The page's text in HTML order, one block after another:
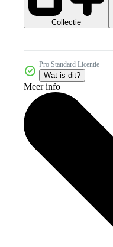
Collectie
Pro Standard Licentie
Wat is dit?
Meer info